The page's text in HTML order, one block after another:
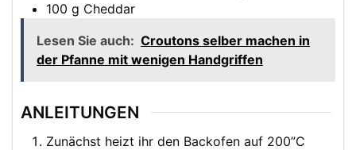
100 g Cheddar
Lesen Sie auch: Croutons selber machen in
der Pfanne mit wenigen Handgriffen
ANLEITUNGEN
Zunächst heizt ihr den Backofen auf 200”C